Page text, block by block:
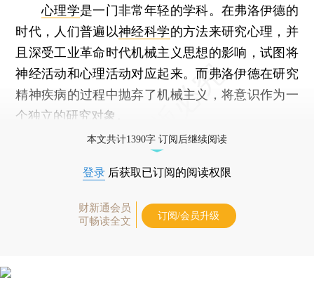
心理学是一门非常年轻的学科。在弗洛伊德的
时代，人们普遍以神经科学的方法来研究心理，并
且深受工业革命时代机械主义思想的影响，试图将
神经活动和心理活动对应起来。而弗洛伊德在研究
精神疾病的过程中抛弃了机械主义，将意识作为一
个独立的研究对象。
本文共计1390字 订阅后继续阅读
登录 后获取已订阅的阅读权限
财新通会员
可畅读全文
订阅/会员升级